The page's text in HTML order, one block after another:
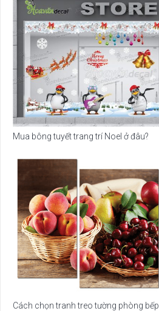
Mua bông tuyết trang trí Noel ở đâu?
Cách chọn tranh treo tường phòng bếp